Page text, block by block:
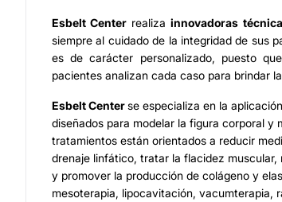
Esbelt Center realizainnovadoras
siempre al cuidado de la integridad de sus
es de carácter personalizado, puesto
pacientes analizan cada caso para brindar
Esbelt Centerse especializa en la
diseñados para modelar la figura corporal y
tratamientos están orientados a reducir
drenaje linfático, tratar la flacidez
y promover la producción de colágeno y
mesoterapia, lipocavitación, vacumterapia,